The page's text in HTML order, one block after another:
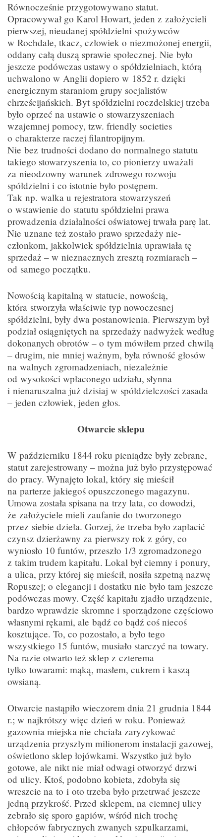
Równocześnie przygotowywano statut.
Opracowywał go Karol Howart, jeden z założycieli
pierwszej, nieudanej spółdzielni spożywców
w Rochdale, tkacz, człowiek o niezmożonej energii,
oddany całą duszą sprawie społecznej. Nie było
jeszcze podówczas ustawy o spółdzielniach, którą
uchwalono w Anglii dopiero w 1852 r. dzięki
energicznym staraniom grupy socjalistów
chrześcijańskich. Byt spółdzielni roczdelskiej trzeba
było oprzeć na ustawie o stowarzyszeniach
wzajemnej pomocy, tzw. friendly societies
o charakterze raczej filantropijnym.
Nie bez trudności dodano do normalnego statutu
takiego stowarzyszenia to, co pionierzy uważali
za nieodzowny warunek zdrowego rozwoju
spółdzielni i co istotnie było postępem.
Tak np. walka u rejestratora stowarzyszeń
o wstawienie do statutu spółdzielni prawa
prowadzenia działalności oświatowej trwała parę lat.
Nie uznane też zostało prawo sprzedaży nie-
członkom, jakkolwiek spółdzielnia uprawiała tę
sprzedaż – w nieznacznych zresztą rozmiarach –
od samego początku.
Nowością kapitalną w statucie, nowością,
która stworzyła właściwie typ nowoczesnej
spółdzielni, były dwa postanowienia. Pierwszym był
podział osiągniętych na sprzedaży nadwyżek według
dokonanych obrotów – o tym mówiłem przed chwilą
– drugim, nie mniej ważnym, była równość głosów
na walnych zgromadzeniach, niezależnie
od wysokości wpłaconego udziału, słynna
i nienaruszalna już dzisiaj w spółdzielczości zasada
– jeden człowiek, jeden głos.
Otwarcie sklepu
W październiku 1844 roku pieniądze były zebrane,
statut zarejestrowany – można już było przystępować
do pracy. Wynajęto lokal, który się mieścił
na parterze jakiegoś opuszczonego magazynu.
Umowa została spisana na trzy lata, co dowodzi,
że założyciele mieli zaufanie do tworzonego
przez siebie dzieła. Gorzej, że trzeba było zapłacić
czynsz dzierżawny za pierwszy rok z góry, co
wyniosło 10 funtów, przeszło 1/3 zgromadzonego
z takim trudem kapitału. Lokal był ciemny i ponury,
a ulica, przy której się mieścił, nosiła szpetną nazwę
Ropuszej; o elegancji i dostatku nie było tam jeszcze
podówczas mowy. Część kapitału zjadło urządzenie,
bardzo wprawdzie skromne i sporządzone częściowo
własnymi rękami, ale bądź co bądź coś niecoś
kosztujące. To, co pozostało, a było tego
wszystkiego 15 funtów, musiało starczyć na towary.
Na razie otwarto też sklep z czterema
tylko towarami: mąką, masłem, cukrem i kaszą
owsianą.
Otwarcie nastąpiło wieczorem dnia 21 grudnia 1844
r.; w najkrótszy więc dzień w roku. Ponieważ
gazownia miejska nie chciała zaryzykować
urządzenia przyszłym milionerom instalacji gazowej,
oświetlono sklep łojówkami. Wszystko już było
gotowe, ale nikt nie miał odwagi otworzyć drzwi
od ulicy. Ktoś, podobno kobieta, zdobyła się
wreszcie na to i oto trzeba było przetrwać jeszcze
jedną przykrość. Przed sklepem, na ciemnej ulicy
zebrało się sporo gapiów, wśród nich trochę
chłopców fabrycznych zwanych szpulkarzami,